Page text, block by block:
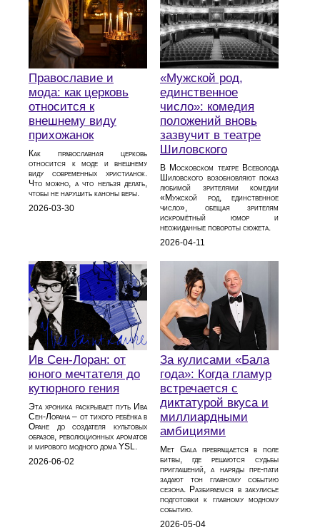
Православие и
мода: как церковь
относится к
внешнему виду
прихожанок
Как православная церковь
относится к моде и внешнему
виду современных христианок.
Что можно, а что нельзя делать,
чтобы не нарушить каноны веры.
2026-03-30
«Мужской род,
единственное
число»: комедия
положений вновь
зазвучит в театре
Шиловского
В Московском театре Всеволода
Шиловского возобновляют показ
любимой зрителями комедии
«Мужской род, единственное
число», обещая зрителям
искромётный юмор и
неожиданные повороты сюжета.
2026-04-11
Ив Сен-Лоран: от
юного мечтателя до
кутюрного гения
Эта хроника раскрывает путь Ива
Сен-Лорана – от тихого ребёнка в
Оране до создателя культовых
образов, революционных ароматов
и мирового модного дома YSL.
2026-06-02
За кулисами «Бала
года»: Когда гламур
встречается с
диктатурой вкуса и
миллиардными
амбициями
Met Gala превращается в поле
битвы, где решаются судьбы
приглашений, а наряды пре-пати
задают тон главному событию
сезона. Разбираемся в закулисье
подготовки к главному модному
событию.
2026-05-04